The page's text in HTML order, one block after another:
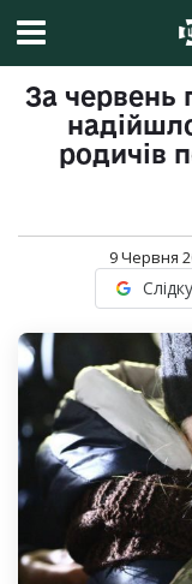
За червень
родичів
9 Червня